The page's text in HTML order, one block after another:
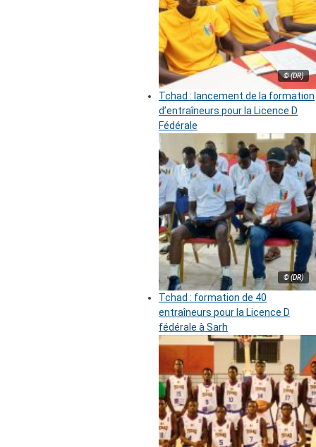
© (DR)
Tchad : lancement de la formation
d’entraîneurs pour la Licence D
Fédérale
© (DR)
Tchad : formation de 40
entraîneurs pour la Licence D
fédérale à Sarh